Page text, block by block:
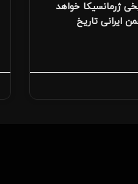
ژرمانسیکا خواهد
ایرانی تاریخ